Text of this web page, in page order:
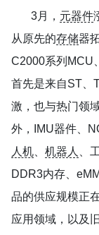
3月， 元器件
从原先的存储器
C2000系列MCU
首先是来自ST、
激，也与热门领
外，IMU器件、
人机
机器人
、
DDR3内存、
品的供应规模正
应用领域，以及